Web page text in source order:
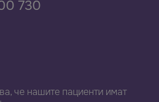
730
че нашите пациенти имат